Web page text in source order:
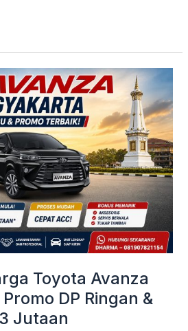
Toyota Avanza
DP Ringan &
Jutaan